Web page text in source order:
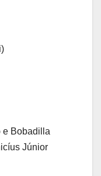
e Bobadilla
Júnior